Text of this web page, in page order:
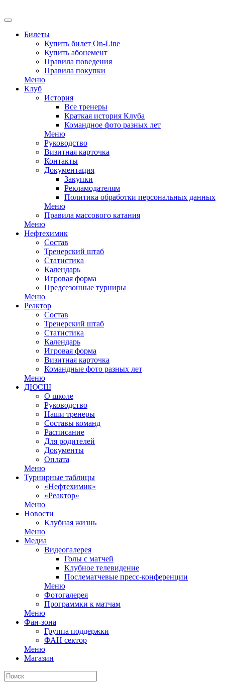
Билеты
Купить билет On-Line
Купить абонемент
Правила поведения
Правила покупки
Меню
Клуб
История
Все тренеры
Краткая история Клуба
Командное фото разных лет
Меню
Руководство
Визитная карточка
Контакты
Документация
Закупки
Рекламодателям
Политика обработки персональных данных
Меню
Правила массового катания
Меню
Нефтехимик
Состав
Тренерский штаб
Статистика
Календарь
Игровая форма
Предсезонные турниры
Меню
Реактор
Состав
Тренерский штаб
Статистика
Календарь
Игровая форма
Визитная карточка
Командные фото разных лет
Меню
ДЮСШ
О школе
Руководство
Наши тренеры
Составы команд
Расписание
Для родителей
Документы
Оплата
Меню
Турнирные таблицы
«Нефтехимик»
«Реактор»
Меню
Новости
Клубная жизнь
Меню
Медиа
Видеогалерея
Голы с матчей
Клубное телевидение
Послематчевые пресс-конференции
Меню
Фотогалерея
Программки к матчам
Меню
Фан-зона
Группа поддержки
ФАН сектор
Меню
Магазин